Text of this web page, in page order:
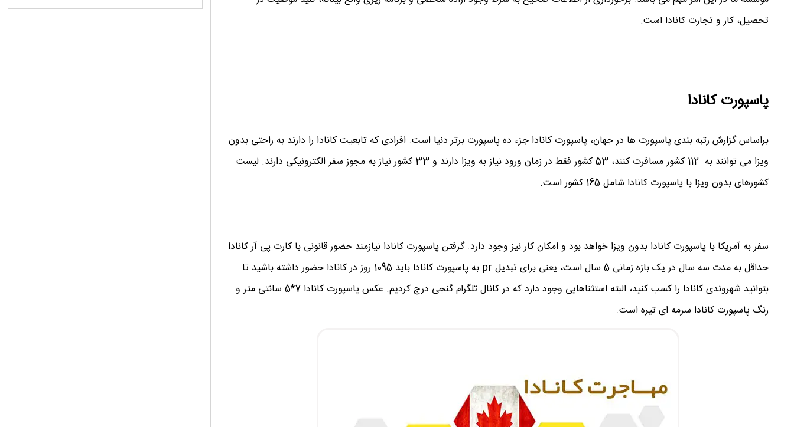
تحصیل، کار و تجارت کانادا است.
پاسپورت کانادا
براساس گزارش رتبه بندی پاسپورت ها در جهان، پاسپورت کانادا جزء ده پاسپورت برتر دنیا است. افرادی که تابعیت کانادا را دارند به راحتی بدون
ویزا می توانند به 112 کشور مسافرت کنند، 53 کشور فقط در زمان ورود نیاز به ویزا دارند و 33 کشور نیاز به مجوز سفر الکترونیکی دارند. لیست
کشورهای بدون ویزا با پاسپورت کانادا شامل 165 کشور است.
سفر به آمریکا با پاسپورت کانادا بدون ویزا خواهد بود و امکان کار نیز وجود دارد. گرفتن پاسپورت کانادا نیازمند حضور قانونی با کارت پی آر کانادا
حداقل به مدت سه سال در یک بازه زمانی 5 سال است، یعنی برای تبدیل pr به پاسپورت کانادا باید 1095 روز در کانادا حضور داشته باشید تا
بتوانید شهروندی کانادا را کسب کنید، البته استثناهایی وجود دارد که در کانال تلگرام گنجی درج کردیم. عکس پاسپورت کانادا 7*5 سانتی متر و
رنگ پاسپورت کانادا سرمه ای تیره است.